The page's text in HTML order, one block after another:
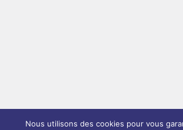
Nous utilisons des cookies pour vous